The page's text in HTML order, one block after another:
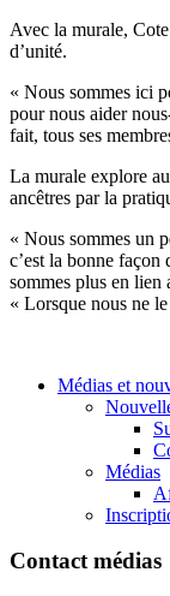
Avec la murale,
d’unité.
« Nous sommes ici
pour nous aider
fait, tous ses
La murale explore
ancêtres par la
« Nous sommes un
c’est la bonne
sommes plus en lien
« Lorsque nous ne
Médias et
Médias
Contact médias